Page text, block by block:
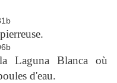
Laguna Blanca où
d'eau.